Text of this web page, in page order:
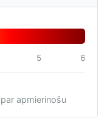
5 6
apmierinošu